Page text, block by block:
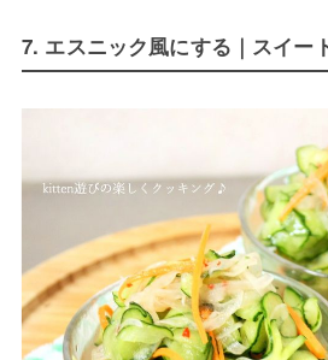
7. エスニック風にする｜スイー